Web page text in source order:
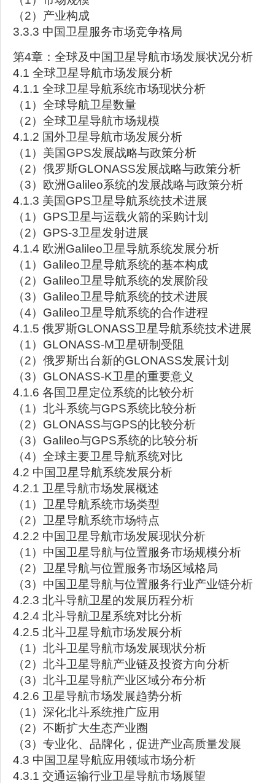
（2）产业构成
3.3.3 中国卫星服务市场竞争格局
第4章：全球及中国卫星导航市场发展状况分析
4.1 全球卫星导航市场发展分析
4.1.1 全球卫星导航系统市场现状分析
（1）全球导航卫星数量
（2）全球卫星导航市场规模
4.1.2 国外卫星导航市场发展分析
（1）美国GPS发展战略与政策分析
（2）俄罗斯GLONASS发展战略与政策分析
（3）欧洲Galileo系统的发展战略与政策分析
4.1.3 美国GPS卫星导航系统技术进展
（1）GPS卫星与运载火箭的采购计划
（2）GPS-3卫星发射进展
4.1.4 欧洲Galileo卫星导航系统发展分析
（1）Galileo卫星导航系统的基本构成
（2）Galileo卫星导航系统的发展阶段
（3）Galileo卫星导航系统的技术进展
（4）Galileo卫星导航系统的合作进程
4.1.5 俄罗斯GLONASS卫星导航系统技术进展
（1）GLONASS-M卫星研制受阻
（2）俄罗斯出台新的GLONASS发展计划
（3）GLONASS-K卫星的重要意义
4.1.6 各国卫星定位系统的比较分析
（1）北斗系统与GPS系统比较分析
（2）GLONASS与GPS的比较分析
（3）Galileo与GPS系统的比较分析
（4）全球主要卫星导航系统对比
4.2 中国卫星导航系统发展分析
4.2.1 卫星导航市场发展概述
（1）卫星导航系统市场类型
（2）卫星导航系统市场特点
4.2.2 中国卫星导航市场发展现状分析
（1）中国卫星导航与位置服务市场规模分析
（2）卫星导航与位置服务市场区域格局
（3）中国卫星导航与位置服务行业产业链分析
4.2.3 北斗导航卫星的发展历程分析
4.2.4 北斗导航卫星系统对比分析
4.2.5 北斗卫星导航市场发展分析
（1）北斗卫星导航市场发展现状分析
（2）北斗卫星导航产业链及投资方向分析
（3）北斗卫星导航产业区域分布分析
4.2.6 卫星导航市场发展趋势分析
（1）深化北斗系统推广应用
（2）不断扩大生态产业圈
（3）专业化、品牌化，促进产业高质量发展
4.3 中国卫星导航应用领域市场分析
4.3.1 交通运输行业卫星导航市场展望